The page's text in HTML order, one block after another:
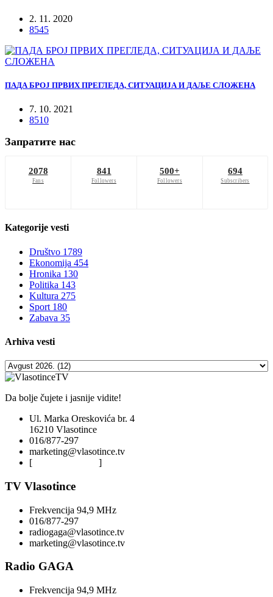
2. 11. 2020
8545
ПАДА БРОЈ ПРВИХ ПРЕГЛЕДА, СИТУАЦИЈА И ДАЉЕ СЛОЖЕНА
7. 10. 2021
8510
Запратите нас
2078
Fans
841
Followers
500+
Followers
694
Subscribers
Kategorije vesti
Društvo 1789
Ekonomija 454
Hronika 130
Politika 143
Kultura 275
Sport 180
Zabava 35
Arhiva vesti
Da bolje čujete i jasnije vidite!
Ul. Marka Oreskovića br. 4
16210 Vlasotince
016/877-297
marketing@vlasotince.tv
[
]
TV Vlasotince
Frekvencija 94,9 MHz
016/877-297
radiogaga@vlasotince.tv
marketing@vlasotince.tv
Radio GAGA
Frekvencija 94,9 MHz